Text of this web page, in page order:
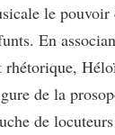
le
En
de la
de